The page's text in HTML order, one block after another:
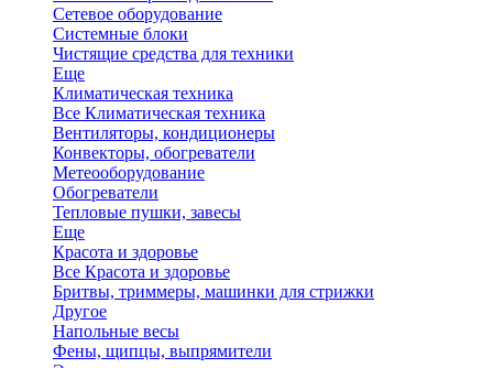
Сетевое оборудование
Системные блоки
Чистящие средства для техники
Еще
Климатическая техника
Все Климатическая техника
Вентиляторы, кондиционеры
Конвекторы, обогреватели
Метеооборудование
Обогреватели
Тепловые пушки, завесы
Еще
Красота и здоровье
Все Красота и здоровье
Бритвы, триммеры, машинки для стрижки
Другое
Напольные весы
Фены, щипцы, выпрямители